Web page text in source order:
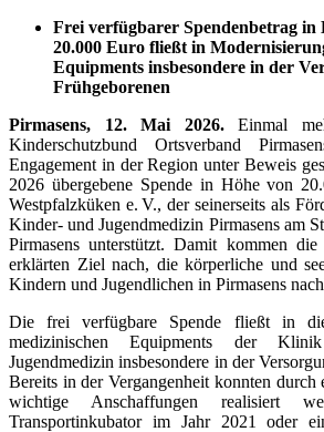
Frei verfügbarer Spendenbetrag in
20.000 Euro fließt in
Equipments insbesondere in der
Frühgeborenen
Pirmasens, 12. Mai 2026. Einmal
Kinderschutzbund Ortsverband
Engagement in der Region unter Beweis
2026 übergebene Spende in Höhe von
Westpfalzküken e. V., der seinerseits als
Kinder- und Jugendmedizin Pirmasens am
Pirmasens unter­stützt. Damit kommen
erklärten Ziel nach, die körperliche und
Kindern und Jugendlichen in Pirmasens
Die frei verfügbare Spende fließt in
medizinischen Equipments der
Jugendmedizin insbesondere in der
Bereits in der Vergangenheit konnten durch
wichtige Anschaffungen realisiert
Transportinkubator im Jahr 2021 oder